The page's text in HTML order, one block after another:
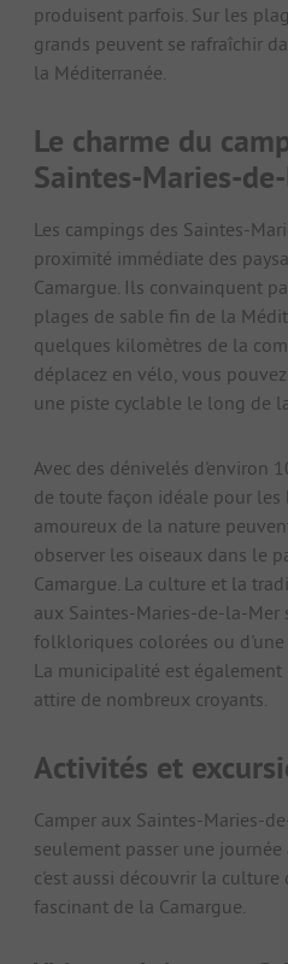
produisent parfois. Sur les
grands peuvent se rafraîchir
la Méditerranée.
Le charme du
Saintes-Maries-
Les campings des Saintes-
proximité immédiate des
Camargue. Ils convainquent
plages de sable fin de la
quelques kilomètres de la
déplacez en vélo, vous
une piste cyclable le long de
Avec des dénivelés d'environ
de toute façon idéale pour les
amoureux de la nature
observer les oiseaux dans le
Camargue. La culture et la
aux Saintes-Maries-de-la-Mer
folkloriques colorées ou d'une
La municipalité est
attire de nombreux croyants.
Activités et
Camper aux Saintes-Maries-
seulement passer une
c'est aussi découvrir la
fascinant de la Camargue.